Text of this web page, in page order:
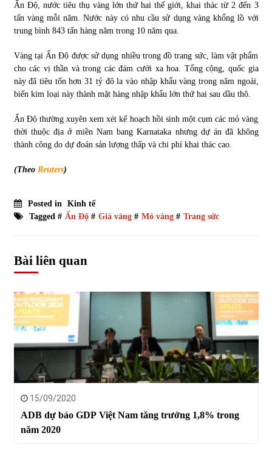
Chứng khoán ngày 30/5/2022: Top 10 cổ phiếu nổi bật
31/05/2022
Phân tích giá tiền điện tử sau ngày thị trường lập kỷ lục
vốn hóa
09/11/2021
Chứng khoán ngày 12/10/2021: Top 10 cổ phiếu nổi bật
13/10/2021
Ấn Độ, nước tiêu thụ vàng lớn thứ hai thế giới, khai thác từ 2 đến 3
tấn vàng mỗi năm. Nước này có nhu cầu sử dụng vàng khổng lồ với
trung bình 843 tấn hàng năm trong 10 năm qua.
Vàng tại Ấn Độ được sử dụng nhiều trong đồ trang sức, làm vật phẩm
cho các vị thần và trong các đám cưới xa hoa. Tổng cộng, quốc gia
này đã tiêu tốn hơn 31 tỷ đô la vào nhập khẩu vàng trong năm ngoái,
biến kim loại này thành mặt hàng nhập khẩu lớn thứ hai sau dầu thô.
Ấn Độ thường xuyên xem xét kế hoạch hồi sinh một cụm các mỏ vàng
thời thuộc địa ở miền Nam bang Karnataka nhưng dự án đã không
thành công do dự đoán sản lượng thấp và chi phí khai thác cao.
(Theo Reuters)
Posted in Kinh tế
Tagged # Ấn Độ# Giá vàng# Mỏ vàng# Trang sức
Bài liên quan
15/09/2020
ADB dự báo GDP Việt Nam tăng trưởng 1,8% trong
năm 2020